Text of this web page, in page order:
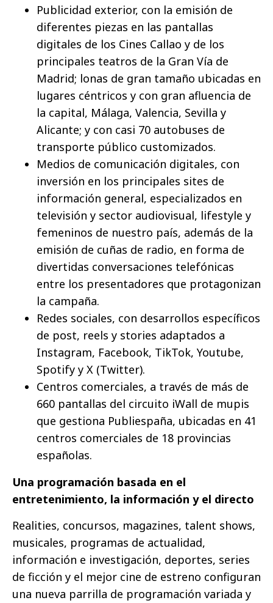
Publicidad exterior, con la emisión de
diferentes piezas en las pantallas
digitales de los Cines Callao y de los
principales teatros de la Gran Vía de
Madrid; lonas de gran tamaño ubicadas en
lugares céntricos y con gran afluencia de
la capital, Málaga, Valencia, Sevilla y
Alicante; y con casi 70 autobuses de
transporte público customizados.
Medios de comunicación digitales, con
inversión en los principales sites de
información general, especializados en
televisión y sector audiovisual, lifestyle y
femeninos de nuestro país, además de la
emisión de cuñas de radio, en forma de
divertidas conversaciones telefónicas
entre los presentadores que protagonizan
la campaña.
Redes sociales, con desarrollos específicos
de post, reels y stories adaptados a
Instagram, Facebook, TikTok, Youtube,
Spotify y X (Twitter).
Centros comerciales, a través de más de
660 pantallas del circuito iWall de mupis
que gestiona Publiespaña, ubicadas en 41
centros comerciales de 18 provincias
españolas.
Una programación basada en el
entretenimiento, la información y el directo
Realities, concursos, magazines, talent shows,
musicales, programas de actualidad,
información e investigación, deportes, series
de ficción y el mejor cine de estreno configuran
una nueva parrilla de programación variada y